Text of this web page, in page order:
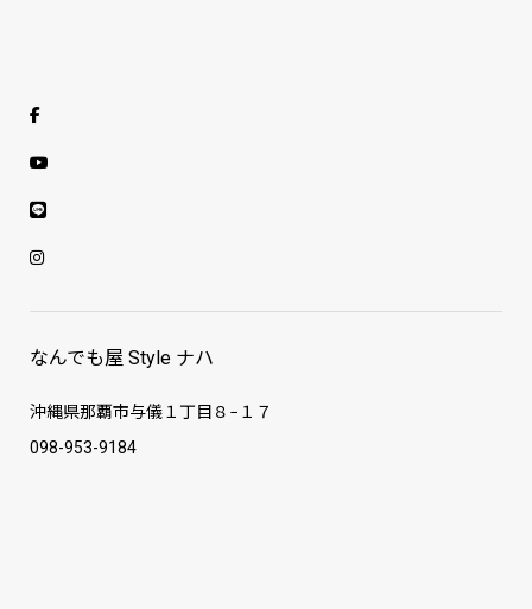
なんでも屋 Style ナハ
沖縄県那覇市与儀１丁目８−１７
098-953-9184